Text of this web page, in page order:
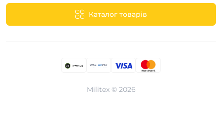
Каталог товарів
Militex © 2026